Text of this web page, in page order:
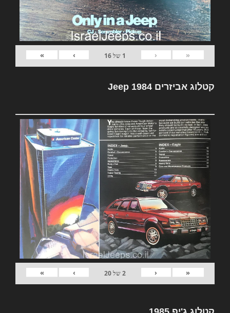
«
‹
1 של16
›
»
קטלוג אביזרים Jeep 1984
«
‹
2של20
›
»